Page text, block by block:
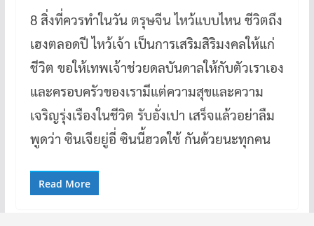
8 สิ่งที่ควรทำในวัน ตรุษจีน ไหว้แบบไหน ชีวิตถึง
เฮงตลอดปี ไหว้เจ้า เป็นการเสริมสิริมงคลให้แก่
ชีวิต ขอให้เทพเจ้าช่วยดลบันดาลให้กับตัวเราเอง
และครอบครัวของเรามีแต่ความสุขและความ
เจริญรุ่งเรืองในชีวิต รับอั่งเปา เสร็จแล้วอย่าลืม
พูดว่า ซินเจียยู่อี่ ซินนี้ฮวดใช้ กันด้วยนะทุกคน
Read More